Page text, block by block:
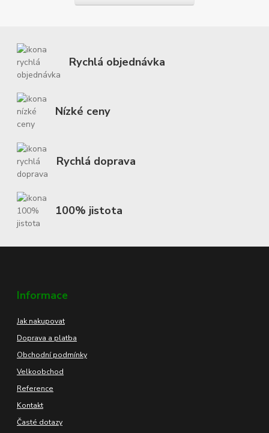
Rychlá objednávka
Nízké ceny
Rychlá doprava
100% jistota
Informace
Jak nakupovat
Doprava a platba
Obchodní podmínky
Velkoobchod
Reference
Kontakt
Časté dotazy